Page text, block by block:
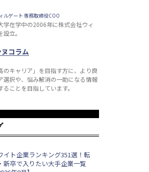
ルゲート 専務取締役COO
学在学中の2006年に株式会社ウィ
立。
コラム
のキャリア」を目指す方に、より良
選択や、悩み解消の一助になる情報
ることを目指しています。
イト企業ランキング351選！転
新卒で入りたい大手企業一覧